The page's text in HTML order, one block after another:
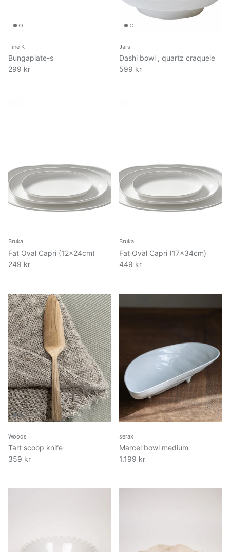
Tine K
Bungaplate-s
299 kr
Jars
Dashi bowl , quartz craquele
599 kr
Bruka
Fat Oval Capri (12x24cm)
249 kr
Bruka
Fat Oval Capri (17x34cm)
449 kr
Woods
Tart scoop knife
359 kr
serax
Marcel bowl medium
1.199 kr